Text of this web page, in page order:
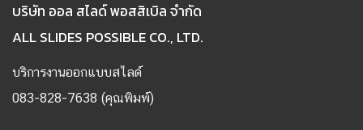
บริษัท ออล สไลด์ พอสสิเบิล จำกัด
ALL SLIDES POSSIBLE CO., LTD.
บริการงานออกแบบสไลด์
083-828-7638 (คุณพิมพ์)